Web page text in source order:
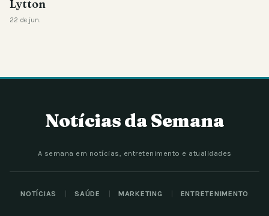
Lytton
22 de jun.
Notícias da Semana
A semana em notícias, entretenimento e atualidades
NOTÍCIAS SAÚDE MARKETING ENTRETENIMENTO